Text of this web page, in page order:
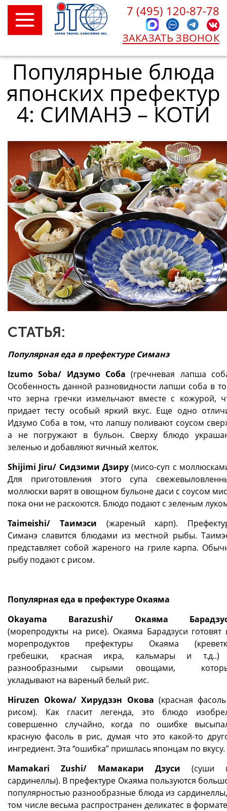
7 (495) 120-87-78
ЗАКАЗАТЬ ЗВОНОК
Популярные блюда
японских префектур
4: СИМАНЭ – КОТИ
СТАТЬЯ:
Популярная еда в префектуре Симанэ
Izumo Soba/ Идзумо Соба (гречневая лапша
Особенность данной разновидности лапши соба в
что зерна гречки измельчают вместе с кожурой,
придает тесту особый яркий вкус. Еще одно
Идзумо Соба в том, что лапшу поливают соусом
а не погружают в бульон. Сверху блюдо
зеленью и добавляют яичный желток.
Shijimi Jiru/ Сидзими Дзиру (мисо-суп с
Для приготовления этого супа
моллюски варят в овощном бульоне даси с соусом
пока они не раскоются. Блюдо подают с зеленым
Taimeishi/ Таимэси (жареный карп).
Симанэ славится блюдами из местной рыбы.
представляет собой жареного на гриле карпа.
рыбу подают с рисом.
Популярная еда в префектуре Окаяма
Okayama Barazushi/ Окаяма
(морепродукты на рисе). Окаяма Барадзуси готовят
морепродуктов префектуры Окаяма
гребешки, красная икра, кальмары и
разнообразными сырыми овощами,
укладывают на вареный белый рис.
Hiruzen Okowa/ Хирудзэн Окова (красная
рисом). Как гласит легенда, это блюдо
совершенно случайно, когда по ошибке
красную фасоль в рис, думая что это какой-то
ингредиент. Эта “ошибка” пришлась японцам по вкусу.
Mamakari Zushi/ Мамакари Дзуси (суши
сардинеллы). В префектуре Окаяма пользуются
популярностью разнообразные блюда из
том числе весьма распространен деликатес в